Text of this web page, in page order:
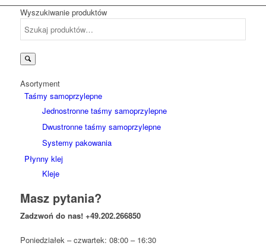
Wyszukiwanie produktów
Asortyment
Taśmy samoprzylepne
Jednostronne taśmy samoprzylepne
Dwustronne taśmy samoprzylepne
Systemy pakowania
Płynny klej
Kleje
Masz pytania?
Zadzwoń do nas! +49.202.266850
Poniedziałek – czwartek: 08:00 – 16:30